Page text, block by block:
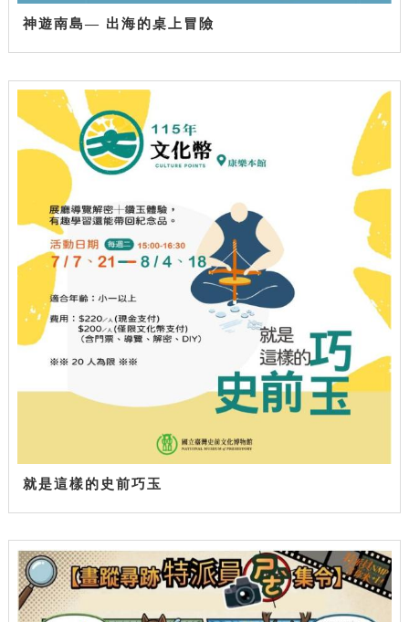
神遊南島— 出海的桌上冒險
就是這樣的史前巧玉